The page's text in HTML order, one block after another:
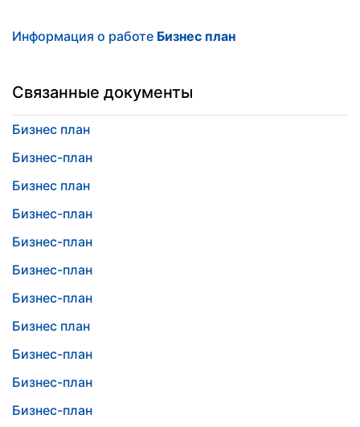
Информация о работе Бизнес план
Связанные документы
Бизнес план
Бизнес-план
Бизнес план
Бизнес-план
Бизнес-план
Бизнес-план
Бизнес-план
Бизнес план
Бизнес-план
Бизнес-план
Бизнес-план